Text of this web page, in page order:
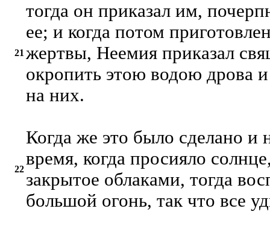
21
тогда он приказал им,
ее; и когда потом
жертвы, Неемия приказал
окропить этою водою дрова
на них.
22
Когда же это было сделано и
время, когда просияло
закрытое облаками, тогда
большой огонь, так что все